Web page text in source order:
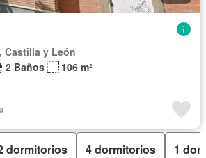
Castilla y León
2 Baños
106 m²
dormitorios 4 dormitorios 1